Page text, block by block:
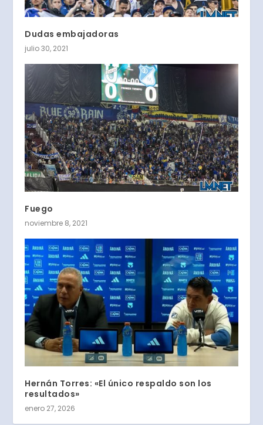
Dudas embajadoras
julio 30, 2021
Fuego
noviembre 8, 2021
Hernán Torres: «El único respaldo son los
resultados»
enero 27, 2026